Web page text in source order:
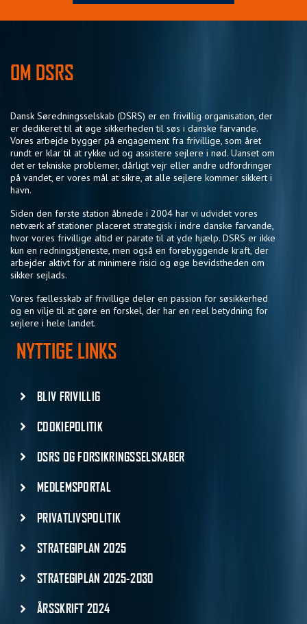
OM DSRS
Dansk Søredningsselskab (DSRS) er en frivillig organisation, der
er dedikeret til at øge sikkerheden til søs i danske farvande.
Vores arbejde bygger på engagement fra frivillige, som året
rundt er klar til at rykke ud og assistere sejlere i nød. Uanset om
det er tekniske problemer, dårligt vejr eller andre udfordringer
på vandet, er vores mål at sikre, at alle sejlere kommer sikkert i
havn.
Siden den første station åbnede i 2004 har vi udvidet vores
netværk af stationer placeret strategisk i indre danske farvande,
hvor vores frivillige altid er parate til at yde hjælp. DSRS er ikke
kun en redningstjeneste, men også en forebyggende kraft, der
arbejder aktivt for at minimere risici og øge bevidstheden om
sikker sejlads.
Vores fællesskab af frivillige deler en passion for søsikkerhed
og en vilje til at gøre en forskel, der har en reel betydning for
sejlere i hele landet.
NYTTIGE LINKS
BLIV FRIVILLIG
COOKIEPOLITIK
DSRS OG FORSIKRINGSSELSKABER
MEDLEMSPORTAL
PRIVATLIVSPOLITIK
STRATEGIPLAN 2025
STRATEGIPLAN 2025-2030
ÅRSSKRIFT 2024